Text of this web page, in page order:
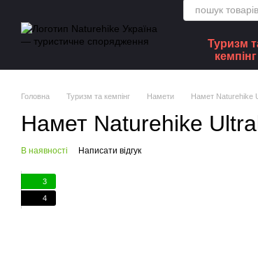
Туризм
кемпінг
Головна Туризм та кемпінг Намети Намет Naturehike
Намет Naturehike
В наявності Написати відгук
3
4